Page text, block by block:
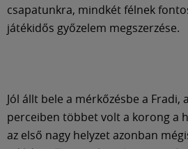
csapatunkra, mindkét félnek
játékidős győzelem megszerzése.
Jól állt bele a mérkőzésbe a Fradi,
perceiben többet volt a korong a
az első nagy helyzet azonban